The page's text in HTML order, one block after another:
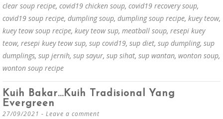
clear soup recipe, covid19 chicken soup, covid19 recovery soup,
covid19 soup recipe, dumpling soup, dumpling soup recipe, kuey teow,
kuey teow soup recipe, kuey teow sup, meatball soup, resepi kuey
teow, resepi kuey teow sup, sup covid19, sup diet, sup dumpling, sup
dumplings, sup jernih, sup sayur, sup sihat, sup wantan, wonton soup,
wonton soup recipe
Kuih Bakar…Kuih Tradisional Yang
Evergreen
27/09/2021 Leave a comment